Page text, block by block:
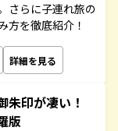
さらに子連れ旅の
方を徹底紹介！
詳細を見る
朱印が凄い！
版